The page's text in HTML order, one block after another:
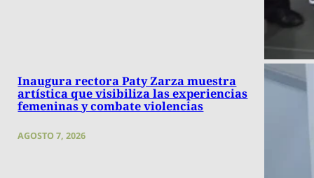
Inaugura rectora Paty Zarza muestra
artística que visibiliza las experiencias
femeninas y combate violencias
AGOSTO 7, 2026